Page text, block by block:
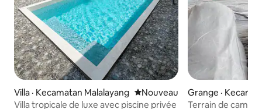
Villa · Kecamatan Malalayang Nouvel hébergement
Nouveau
Villa tropicale de luxe avec piscine privée
Grange ·
tara
Terrain de